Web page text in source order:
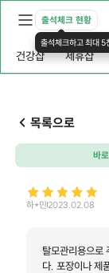
출석체크 현황
출석체크하고 최대 5
건강샵 제휴샵
목록으로
바
하*민2023.02.08
탈모관리용으로
다. 포장이나 제